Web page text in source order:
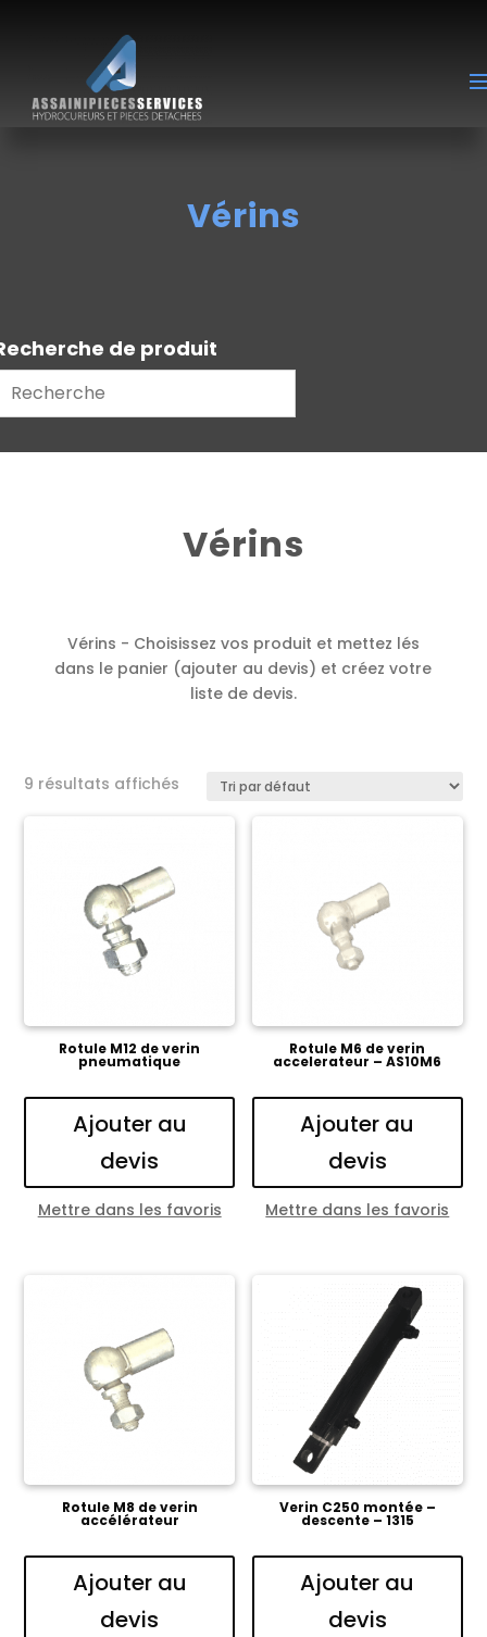
Vérins
de produit
Vérins
Vérins - Choisissez vos produit et mettez lés
dans le panier (ajouter au devis) et créez votre
liste de devis.
9 résultats affichés
Rotule M12 de verin
pneumatique
Ajouter au
devis
Mettre dans les favoris
Rotule M6 de verin
accelerateur – AS10M6
Ajouter au
devis
Mettre dans les favoris
Rotule M8 de verin
accélérateur
Ajouter au
devis
Verin C250 montée –
descente – 1315
Ajouter au
devis